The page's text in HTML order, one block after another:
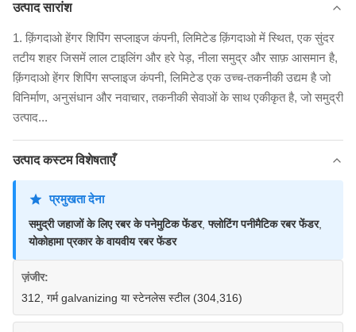
उत्पाद सारांश
1. क़िंगदाओ हेंगर शिपिंग सप्लाइज कंपनी, लिमिटेड क़िंगदाओ में स्थित, एक सुंदर
तटीय शहर जिसमें लाल टाइलिंग और हरे पेड़, नीला समुद्र और साफ़ आसमान है,
क़िंगदाओ हेंगर शिपिंग सप्लाइज कंपनी, लिमिटेड एक उच्च-तकनीकी उद्यम है जो
विनिर्माण, अनुसंधान और नवाचार, तकनीकी सेवाओं के साथ एकीकृत है, जो समुद्री
उत्पाद...
उत्पाद कस्टम विशेषताएँ
प्रमुखता देना
समुद्री जहाजों के लिए रबर के पनेमुटिक फेंडर,फ्लोटिंग पनीमैटिक रबर फेंडर,
योकोहामा प्रकार के वायवीय रबर फेंडर
ज़ंजीर:
312, गर्म galvanizing या स्टेनलेस स्टील (304,316)